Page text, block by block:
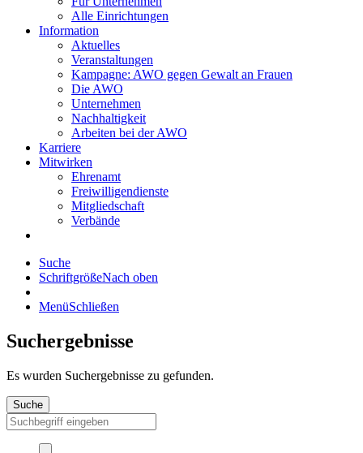
Alle Einrichtungen
Information
Aktuelles
Veranstaltungen
Kampagne: AWO gegen Gewalt an Frauen
Die AWO
Unternehmen
Nachhaltigkeit
Arbeiten bei der AWO
Karriere
Mitwirken
Ehrenamt
Freiwilligendienste
Mitgliedschaft
Verbände
Suche
SchriftgrößeNach oben
MenüSchließen
Suchergebnisse
Es wurden Suchergebnisse zu gefunden.
Suche